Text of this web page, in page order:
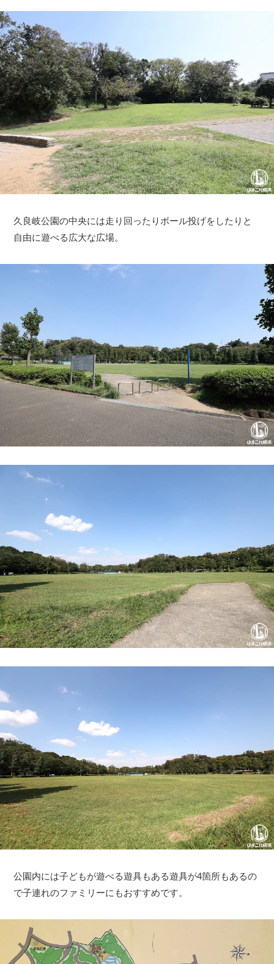
久良岐公園の中央には走り回ったりボール投げをしたりと
自由に遊べる広大な広場。
公園内には子どもが遊べる遊具もある遊具が4箇所もあるの
で子連れのファミリーにもおすすめです。